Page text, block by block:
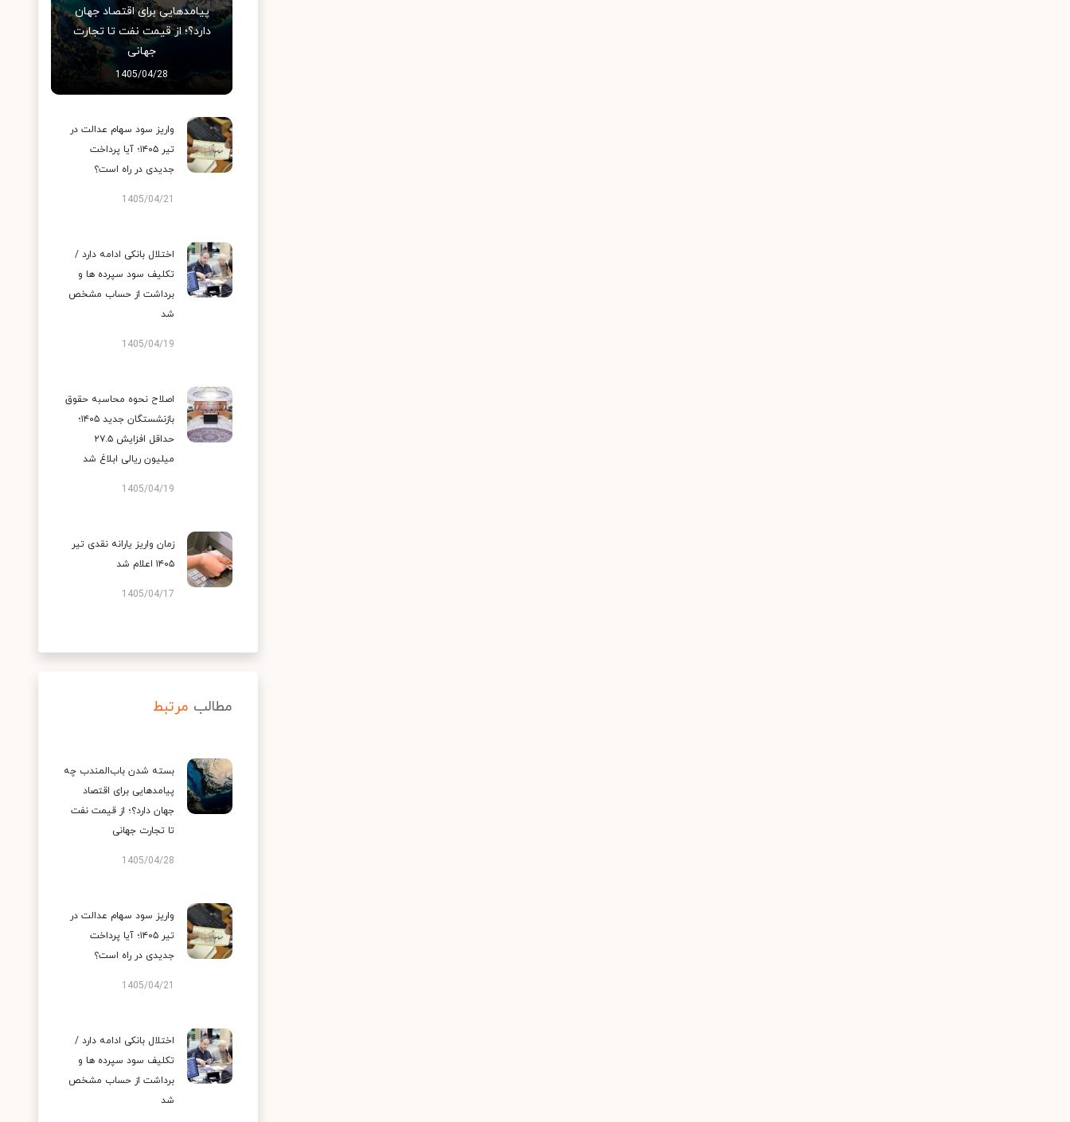
پیامدهایی برای اقتصاد جهان
دارد؟؛ از قیمت نفت تا تجارت
جهانی
1405/04/28
واریز سود سهام عدالت در
تیر ۱۴۰۵؛ آیا پرداخت
جدیدی در راه است؟
1405/04/21
اختلال بانکی ادامه دارد /
تکلیف سود سپرده ها و
برداشت از حساب مشخص
شد
1405/04/19
اصلاح نحوه محاسبه حقوق
بازنشستگان جدید ۱۴۰۵؛
حداقل افزایش ۲۷.۵
میلیون ریالی ابلاغ شد
1405/04/19
زمان واریز یارانه نقدی تیر
۱۴۰۵ اعلام شد
1405/04/17
مطالب مرتبط
بسته شدن باب‌المندب چه
پیامدهایی برای اقتصاد
جهان دارد؟؛ از قیمت نفت
تا تجارت جهانی
1405/04/28
واریز سود سهام عدالت در
تیر ۱۴۰۵؛ آیا پرداخت
جدیدی در راه است؟
1405/04/21
اختلال بانکی ادامه دارد /
تکلیف سود سپرده ها و
برداشت از حساب مشخص
شد